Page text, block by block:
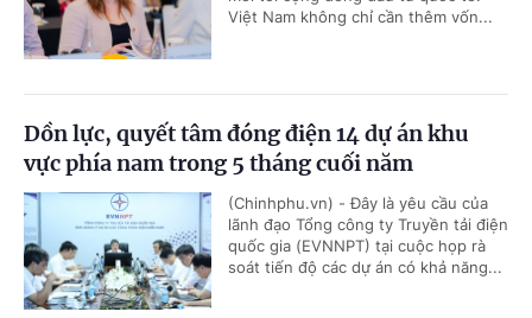
Việt Nam không chỉ cần thêm vốn...
Dồn lực, quyết tâm đóng điện 14 dự án khu
vực phía nam trong 5 tháng cuối năm
(Chinhphu.vn) - Đây là yêu cầu của
lãnh đạo Tổng công ty Truyền tải điện
quốc gia (EVNNPT) tại cuộc họp rà
soát tiến độ các dự án có khả năng...